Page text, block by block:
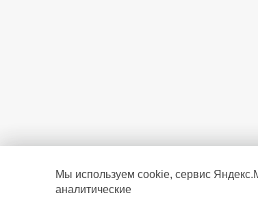
Мы используем cookie, сервис
аналитические